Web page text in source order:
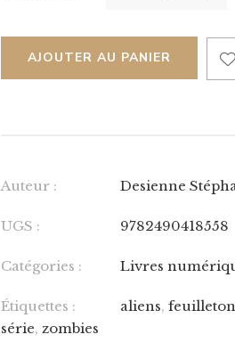
AJOUTER AU PANIER
Auteur : Desienne
UGS : 9782490418558
Catégories : Livres
Étiquettes : aliens,feuilleton
série,zombies